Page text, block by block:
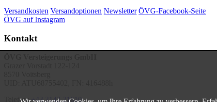
Versandkosten Versandoptionen Newsletter ÖVG-Facebook-Seite
ÖVG auf Instagram
Kontakt
Telefon:+43 3142 21610